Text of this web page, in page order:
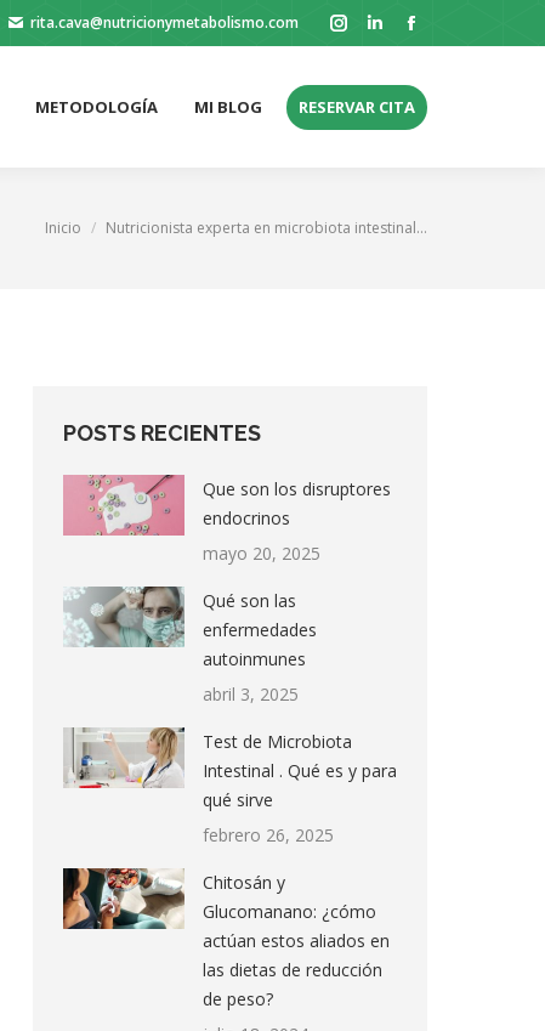
rita.cava@nutricionymetabolismo.com
Instagram
opens
in
Linkedin
opens
in
Facebook
opens
in
METODOLOGÍA MI BLOG RESERVAR CITA
Estás aquí:
Inicio Nutricionista experta en microbiota intestinal…
POSTS RECIENTES
Que son los disruptores
endocrinos
mayo 20, 2025
Qué son las
enfermedades
autoinmunes
abril 3, 2025
Test de Microbiota
Intestinal . Qué es y para
qué sirve
febrero 26, 2025
Chitosán y
Glucomanano: ¿cómo
actúan estos aliados en
las dietas de reducción
de peso?
METODOLOGÍA MI BLOG RESERVAR CITA